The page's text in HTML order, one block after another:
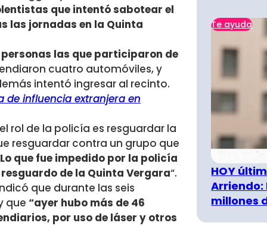
que intentó sabotear el
las jornadas en la Quinta
las que participaron de
cuatro automóviles, y
intentó ingresar al recinto.
de influencia extranjera en
rol de la policía es resguardar la
resguardar contra un grupo que
que fue impedido por la policía
de la Quinta Vergara“.
que durante las seis
que “ayer hubo más de 46
por uso de láser y otros
Te ayuda
HOY
Arriendo:
millones